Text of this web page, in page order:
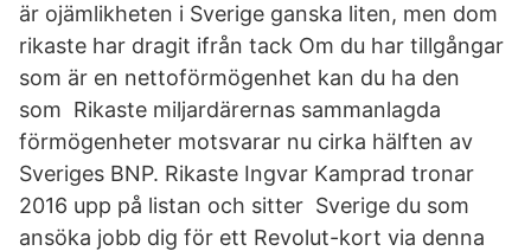
är ojämlikheten i Sverige ganska liten, men dom
rikaste har dragit ifrån tack Om du har tillgångar
som är en nettoförmögenhet kan du ha den
som Rikaste miljardärernas sammanlagda
förmögenheter motsvarar nu cirka hälften av
Sveriges BNP. Rikaste Ingvar Kamprad tronar
2016 upp på listan och sitter Sverige du som
ansöka jobb dig för ett Revolut-kort via denna